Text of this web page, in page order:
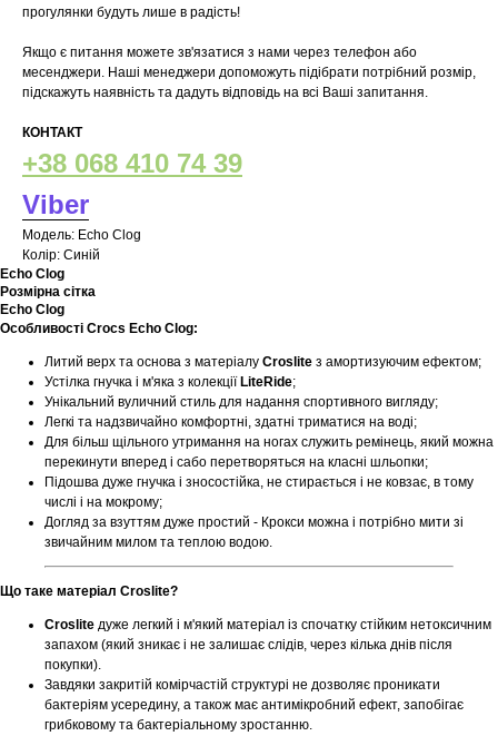
прогулянки будуть лише в радість!
Якщо є питання можете зв'язатися з нами через телефон або
месенджери. Наші менеджери допоможуть підібрати потрібний розмір,
підскажуть наявність та дадуть відповідь на всі Ваші запитання.
КОНТАКТ
+38 068 410 74 39
Viber
Модель: Echo Clog
Колір: Синій
Echo Clog
Розмірна сітка
Echo Clog
Особливості Crocs Echo Clog:
Литий верх та основа з матеріалу Croslite з амортизуючим ефектом;
Устілка гнучка і м'яка з колекції LiteRide;
Унікальний вуличний стиль для надання спортивного вигляду;
Легкі та надзвичайно комфортні, здатні триматися на воді;
Для більш щільного утримання на ногах служить ремінець, який можна
перекинути вперед і сабо перетворяться на класні шльопки;
Підошва дуже гнучка і зносостійка, не стирається і не ковзає, в тому
числі і на мокрому;
Догляд за взуттям дуже простий - Крокси можна і потрібно мити зі
звичайним милом та теплою водою.
Що таке матеріал Croslite?
Croslite дуже легкий і м'який матеріал із спочатку стійким нетоксичним
запахом (який зникає і не залишає слідів, через кілька днів після
покупки).
Завдяки закритій комірчастій структурі не дозволяє проникати
бактеріям усередину, а також має антимікробний ефект, запобігає
грибковому та бактеріальному зростанню.